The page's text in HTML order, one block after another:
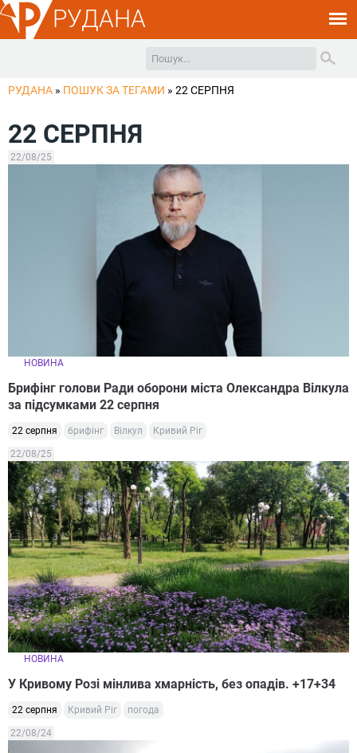
РУДАНА
РУДАНА » ПОШУК ЗА ТЕГАМИ » 22 СЕРПНЯ
22 СЕРПНЯ
22/08/25
НОВИНА
Брифінг голови Ради оборони міста Олександра Вілкула
за підсумками 22 серпня
22 серпня брифінг Вілкул Кривий Ріг
22/08/25
НОВИНА
У Кривому Розі мінлива хмарність, без опадів. +17+34
22 серпня Кривий Ріг погода
22/08/24